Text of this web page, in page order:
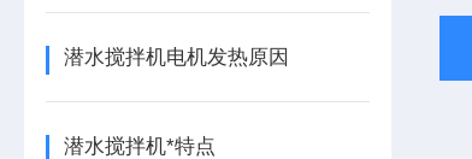
潜水搅拌机电机发热原因
潜水搅拌机*特点